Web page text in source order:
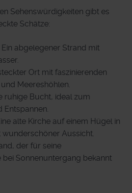
Sehenswürdigkeiten gibt es
Schätze:
Ein abgelegener Strand mit
Ort mit faszinierenden
Meereshöhlen.
ruhige Bucht, ideal zum
Entspannen.
alte Kirche auf einem Hügel in
wunderschöner Aussicht.
der für seine
Sonnenuntergang bekannt